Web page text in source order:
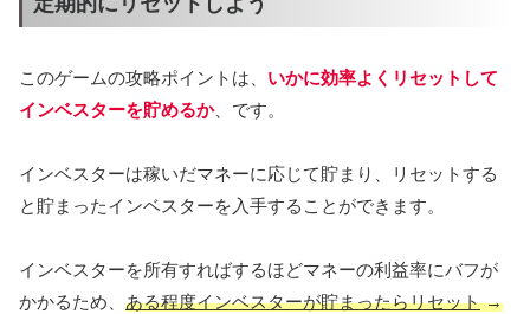
このゲームの攻略ポイントは、 いかに効率よくリセットして
インベスターを貯めるか、です。
インベスターは稼いだマネーに応じて貯まり、リセットする
と貯まったインベスターを入手することができます。
インベスターを所有すればするほどマネーの利益率にバフが
かかるため、 ある程度インベスターが貯まったらリセット→